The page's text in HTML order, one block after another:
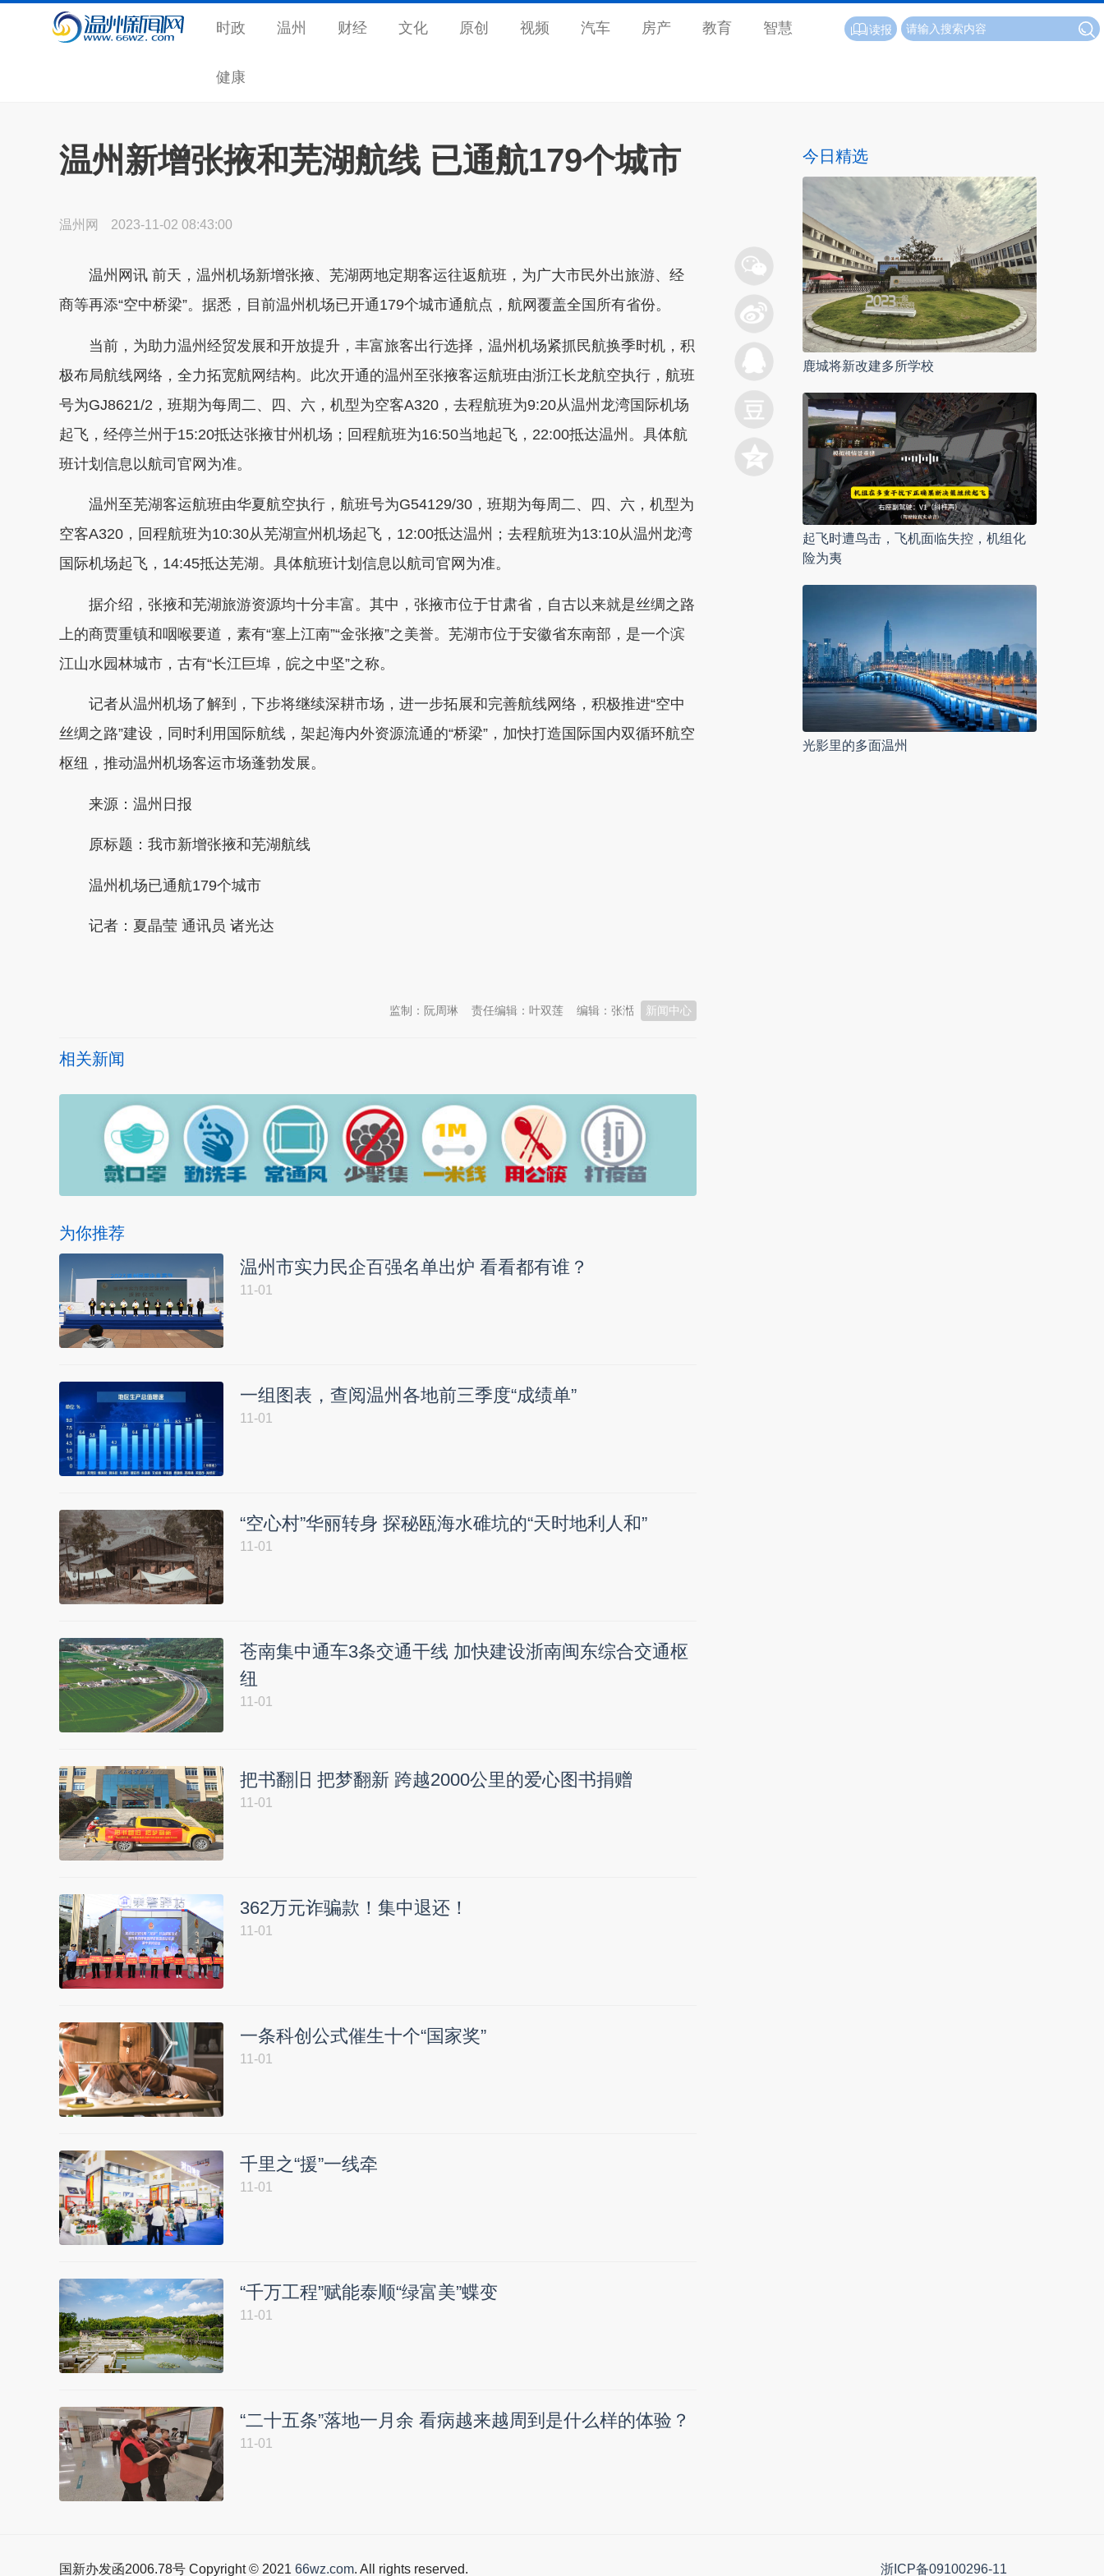
时政 温州 财经 文化 原创 视频 汽车 房产 教育 智慧
健康
读报
温州新增张掖和芜湖航线 已通航179个城市
温州网 2023-11-02 08:43:00
温州网讯 前天，温州机场新增张掖、芜湖两地定期客运往返航班，为广大市民外出旅游、经
商等再添“空中桥梁”。据悉，目前温州机场已开通179个城市通航点，航网覆盖全国所有省份。
当前，为助力温州经贸发展和开放提升，丰富旅客出行选择，温州机场紧抓民航换季时机，积
极布局航线网络，全力拓宽航网结构。此次开通的温州至张掖客运航班由浙江长龙航空执行，航班
号为GJ8621/2，班期为每周二、四、六，机型为空客A320，去程航班为9:20从温州龙湾国际机场
起飞，经停兰州于15:20抵达张掖甘州机场；回程航班为16:50当地起飞，22:00抵达温州。具体航
班计划信息以航司官网为准。
温州至芜湖客运航班由华夏航空执行，航班号为G54129/30，班期为每周二、四、六，机型为
空客A320，回程航班为10:30从芜湖宣州机场起飞，12:00抵达温州；去程航班为13:10从温州龙湾
国际机场起飞，14:45抵达芜湖。具体航班计划信息以航司官网为准。
据介绍，张掖和芜湖旅游资源均十分丰富。其中，张掖市位于甘肃省，自古以来就是丝绸之路
上的商贾重镇和咽喉要道，素有“塞上江南”“金张掖”之美誉。芜湖市位于安徽省东南部，是一个滨
江山水园林城市，古有“长江巨埠，皖之中坚”之称。
记者从温州机场了解到，下步将继续深耕市场，进一步拓展和完善航线网络，积极推进“空中
丝绸之路”建设，同时利用国际航线，架起海内外资源流通的“桥梁”，加快打造国际国内双循环航空
枢纽，推动温州机场客运市场蓬勃发展。
来源：温州日报
原标题：我市新增张掖和芜湖航线
温州机场已通航179个城市
记者： 夏晶莹 通讯员 诸光达
新闻中心
编辑：张湉
责任编辑：叶双莲
监制：阮周琳
相关新闻
为你推荐
温州市实力民企百强名单出炉 看看都有谁？
11-01
一组图表，查阅温州各地前三季度“成绩单”
11-01
“空心村”华丽转身 探秘瓯海水碓坑的“天时地利人和”
11-01
苍南集中通车3条交通干线 加快建设浙南闽东综合交通枢
纽
11-01
把书翻旧 把梦翻新 跨越2000公里的爱心图书捐赠
11-01
362万元诈骗款！集中退还！
11-01
一条科创公式催生十个“国家奖”
11-01
千里之“援”一线牵
11-01
“千万工程”赋能泰顺“绿富美”蝶变
11-01
“二十五条”落地一月余 看病越来越周到是什么样的体验？
11-01
今日精选
鹿城将新改建多所学校
起飞时遭鸟击，飞机面临失控，机组化
险为夷
光影里的多面温州
国新办发函2006.78号 Copyright © 2021 66wz.com. All rights reserved. 浙ICP备09100296-11